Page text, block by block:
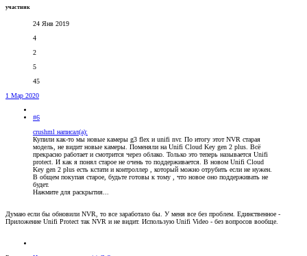
участник
24 Янв 2019
4
2
5
45
1 Мар 2020
#6
crushml написал(а):
Купили как-то мы новые камеры g3 flex и unifi nvr. По итогу этот NVR старая
модель, не видит новые камеры. Поменяли на Unifi Cloud Key gen 2 plus. Всё
прекрасно работает и смотрится через облако. Только это теперь называется Unifi
protect. И как я понял старое не очень то поддерживается. В новом Unifi Cloud
Key gen 2 plus есть кстати и контроллер , который можно отрубить если не нужен.
В общем покупая старое, будьте готовы к тому , что новое оно поддерживать не
будет.
Нажмите для раскрытия...
Думаю если бы обновили NVR, то все заработало бы. У меня все без проблем. Единственное -
Приложение Unifi Protect так NVR и не видит. Использую Unifi Video - без вопросов вообще.